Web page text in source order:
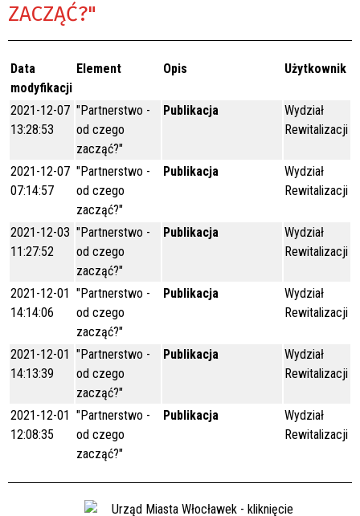
ZACZĄĆ?"
Data
modyfikacji
Element Opis Użytkownik
2021-12-07
13:28:53
"Partnerstwo -
od czego
zacząć?"
Publikacja
Wydział
Rewitalizacji
2021-12-07
07:14:57
"Partnerstwo -
od czego
zacząć?"
Publikacja
Wydział
Rewitalizacji
2021-12-03
11:27:52
"Partnerstwo -
od czego
zacząć?"
Publikacja
Wydział
Rewitalizacji
2021-12-01
14:14:06
"Partnerstwo -
od czego
zacząć?"
Publikacja
Wydział
Rewitalizacji
2021-12-01
14:13:39
"Partnerstwo -
od czego
zacząć?"
Publikacja
Wydział
Rewitalizacji
2021-12-01
12:08:35
"Partnerstwo -
od czego
zacząć?"
Publikacja
Wydział
Rewitalizacji